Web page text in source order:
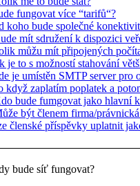
fungovat více “tarifů“?
koho bude společné
mít sdružení k dispozici
můžu mít připojených
je to s možností stahování
je umístěn SMTP server pro
když zaplatím poplatek a
bude fumgovat jako hlavní
být členem firma/právnická
členské příspěvky uplatnit
bude síť fungovat?